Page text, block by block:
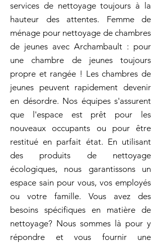
services de nettoyage toujours à la
hauteur des attentes. Femme de
ménage pour nettoyage de chambres
de jeunes avec Archambault : pour
une chambre de jeunes toujours
propre et rangée ! Les chambres de
jeunes peuvent rapidement devenir
en désordre. Nos équipes s'assurent
que l'espace est prêt pour les
nouveaux occupants ou pour être
restitué en parfait état. En utilisant
des produits de nettoyage
écologiques, nous garantissons un
espace sain pour vous, vos employés
ou votre famille. Vous avez des
besoins spécifiques en matière de
nettoyage? Nous sommes là pour y
répondre et vous fournir une